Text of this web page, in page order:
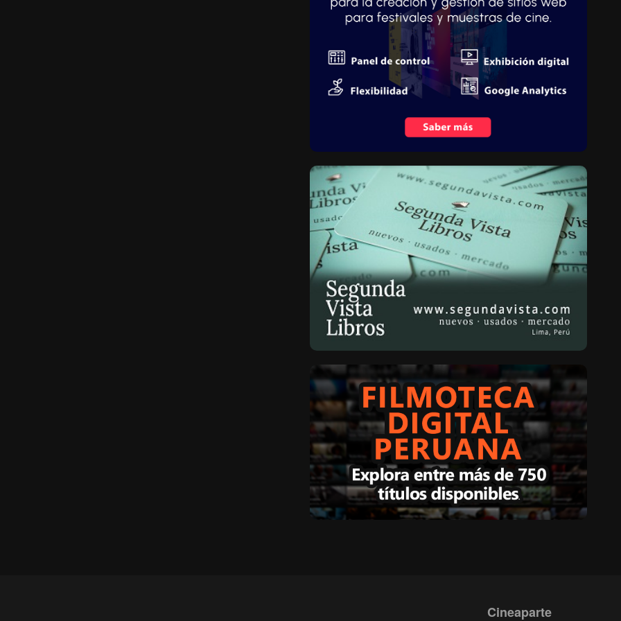
Cineaparte